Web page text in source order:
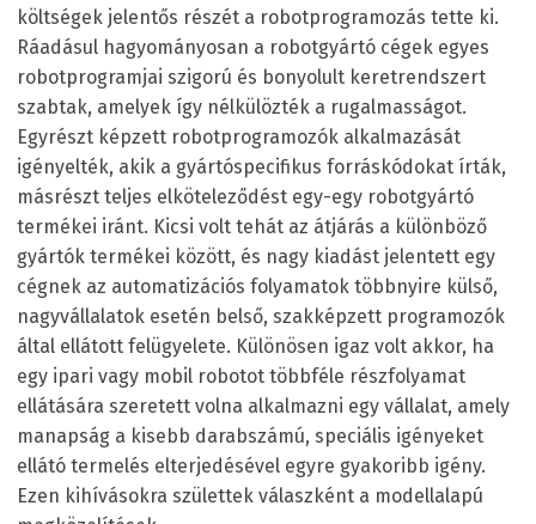
költségek jelentős részét a robotprogramozás tette ki.
Ráadásul hagyományosan a robotgyártó cégek egyes
robotprogramjai szigorú és bonyolult keretrendszert
szabtak, amelyek így nélkülözték a rugalmasságot.
Egyrészt képzett robotprogramozók alkalmazását
igényelték, akik a gyártóspecifikus forráskódokat írták,
másrészt teljes elköteleződést egy-egy robotgyártó
termékei iránt. Kicsi volt tehát az átjárás a különböző
gyártók termékei között, és nagy kiadást jelentett egy
cégnek az automatizációs folyamatok többnyire külső,
nagyvállalatok esetén belső, szakképzett programozók
által ellátott felügyelete. Különösen igaz volt akkor, ha
egy ipari vagy mobil robotot többféle részfolyamat
ellátására szeretett volna alkalmazni egy vállalat, amely
manapság a kisebb darabszámú, speciális igényeket
ellátó termelés elterjedésével egyre gyakoribb igény.
Ezen kihívásokra születtek válaszként a modellalapú